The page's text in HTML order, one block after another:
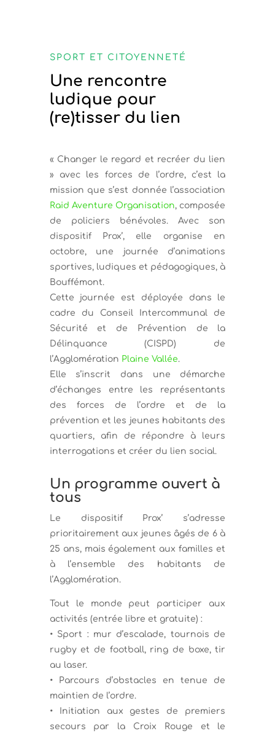
SPORT ET CITOYENNETÉ
Une rencontre
ludique pour
(re)tisser du lien
« Changer le regard et recréer du lien
» avec les forces de l’ordre, c’est la
mission que s’est donnée l’association
Raid Aventure Organisation, composée
de policiers bénévoles. Avec son
dispositif Prox’, elle organise en
octobre, une journée d’animations
sportives, ludiques et pédagogiques, à
Bouffémont.
Cette journée est déployée dans le
cadre du Conseil Intercommunal de
Sécurité et de Prévention de la
Délinquance (CISPD) de
l’Agglomération Plaine Vallée.
Elle s’inscrit dans une démarche
d’échanges entre les représentants
des forces de l’ordre et de la
prévention et les jeunes habitants des
quartiers, afin de répondre à leurs
interrogations et créer du lien social.
Un programme ouvert à
tous
Le dispositif Prox’ s’adresse
prioritairement aux jeunes âgés de 6 à
25 ans, mais également aux familles et
à l’ensemble des habitants de
l’Agglomération.
Tout le monde peut participer aux
activités (entrée libre et gratuite) :
• Sport : mur d’escalade, tournois de
rugby et de football, ring de boxe, tir
au laser.
• Parcours d’obstacles en tenue de
maintien de l’ordre.
• Initiation aux gestes de premiers
secours par la Croix Rouge et le